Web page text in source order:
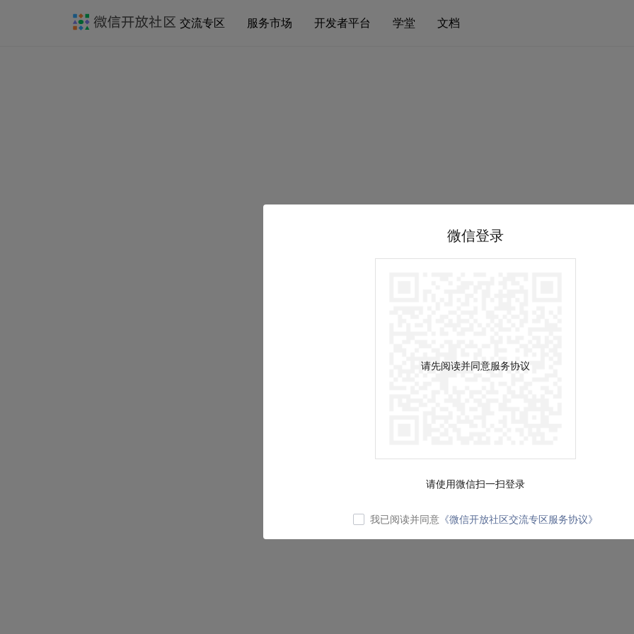
交流专区 服务市场 开发者平台 学堂 文档
微信登录
请先阅读并同意服务协议
请使用微信扫一扫登录
我已阅读并同意 《微信开放社区交流专区服务协议》